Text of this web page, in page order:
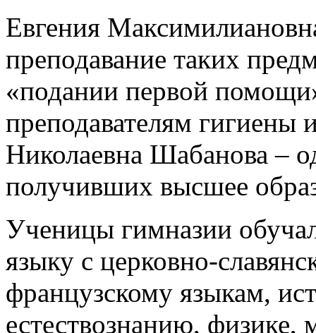
Евгения
преподавание таких
«подании первой
преподавателям
Николаевна Шабанова –
получивших высшее
Ученицы гимназии
языку с церковно-
французскому языкам,
естествознанию, физике,